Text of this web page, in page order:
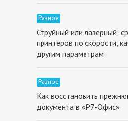
Разное
Струйный или лазерный:
принтеров по скорости,
другим параметрам
Разное
Как восстановить
документа в «Р7-Офис»